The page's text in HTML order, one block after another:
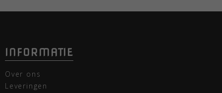
INFORMATIE
Over ons
Leveringen